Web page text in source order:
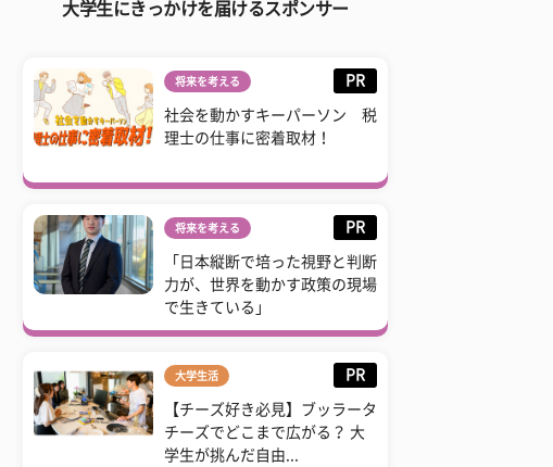
大学生にきっかけを届けるスポンサー
将来を考える PR
社会を動かすキーパーソン 税
理士の仕事に密着取材！
将来を考える PR
「日本縦断で培った視野と判断
力が、世界を動かす政策の現場
で生きている」
大学生活 PR
【チーズ好き必見】ブッラータ
チーズでどこまで広がる？ 大
学生が挑んだ自由...